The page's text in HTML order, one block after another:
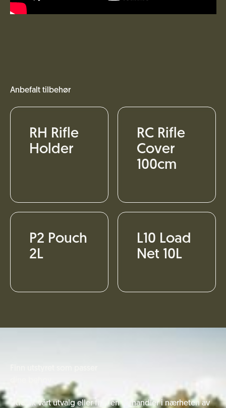
Anbefalt tilbehør
RH Rifle
Holder
RC Rifle
Cover
100cm
P2 Pouch
2L
L10 Load
Net 10L
Utforsk vårt utvalg eller finn en forhandler i nærheten av